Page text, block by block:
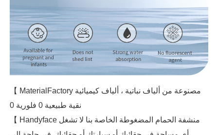
【 MaterialFactory مصنوعة من ألياف نباتية ، ألياف كيميائية
نقية طبيعية 0 فلورية 0
【 Handyface منشفة الحمام المضغوطة الخاصة بنا لا تشغل